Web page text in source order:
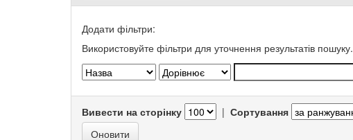
Додати фільтри:
Використовуйте фільтри для уточнення результатів пошуку.
Вивести на сторінку | Сортування